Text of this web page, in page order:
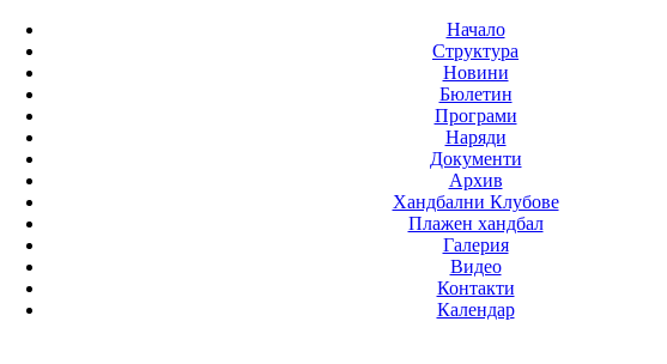
Начало
Структура
Новини
Бюлетин
Програми
Наряди
Документи
Архив
Хандбални Клубове
Плажен хандбал
Галерия
Видео
Контакти
Календар